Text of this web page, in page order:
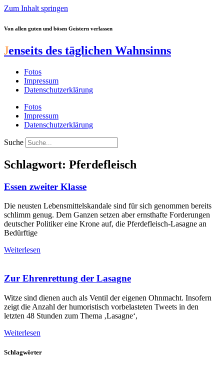
Zum Inhalt springen
Von allen guten und bösen Geistern verlassen
Jenseits des täglichen Wahnsinns
Fotos
Impressum
Datenschutzerklärung
Fotos
Impressum
Datenschutzerklärung
Suche
Schlagwort: Pferdefleisch
Essen zweiter Klasse
Die neusten Lebensmittelskandale sind für sich genommen bereits
schlimm genug. Dem Ganzen setzen aber ernsthafte Forderungen
deutscher Politiker eine Krone auf, die Pferdefleisch-Lasagne an
Bedürftige
Weiterlesen
Zur Ehrenrettung der Lasagne
Witze sind dienen auch als Ventil der eigenen Ohnmacht. Insofern
zeigt die Anzahl der humoristisch vorbelasteten Tweets in den
letzten 48 Stunden zum Thema ‚Lasagne‘,
Weiterlesen
Schlagwörter